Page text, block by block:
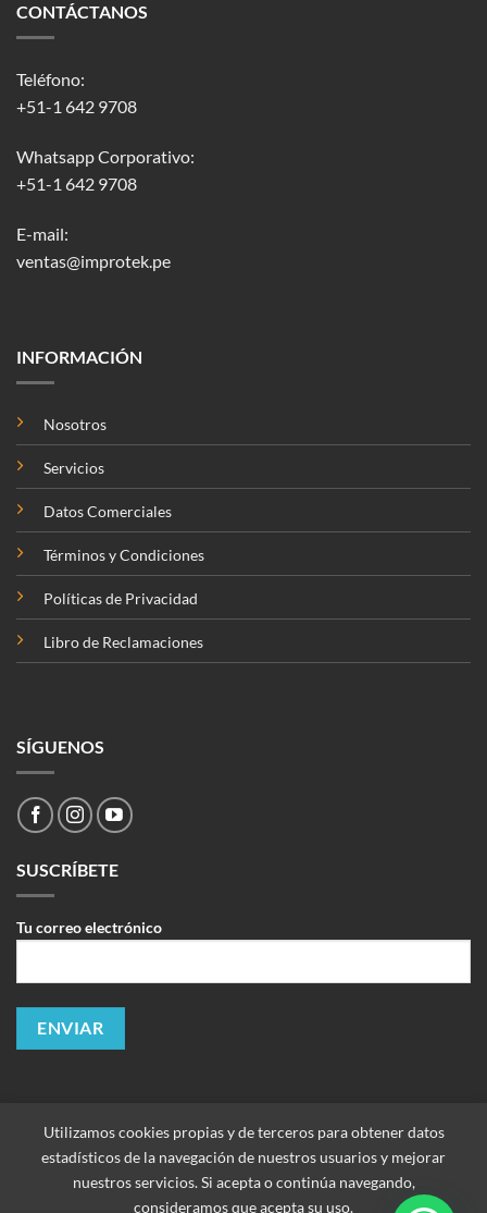
CONTÁCTANOS
Teléfono:
+51-1 642 9708
Whatsapp Corporativo:
+51-1 642 9708
E-mail:
ventas@improtek.pe
INFORMACIÓN
Nosotros
Servicios
Datos Comerciales
Términos y Condiciones
Políticas de Privacidad
Libro de Reclamaciones
SÍGUENOS
SUSCRÍBETE
Tu correo electrónico
Utilizamos cookies propias y de terceros para obtener datos
estadísticos de la navegación de nuestros usuarios y mejorar
nuestros servicios. Si acepta o continúa navegando,
consideramos que acepta su uso.